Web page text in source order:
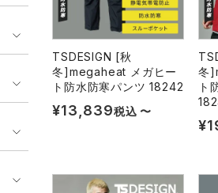
TSDESIGN [秋
冬]megaheat メガヒー
ト防水防寒パンツ 18242
¥13,839税込 〜
冬
ト
¥